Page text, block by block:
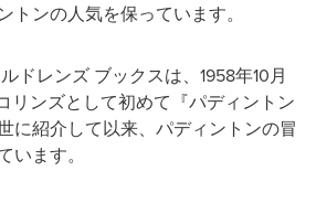
トンの人気を保っています。
ドレンズ ブックスは、1958年10月
リンズとして初めて『パディントン
に紹介して以来、パディントンの冒
います。